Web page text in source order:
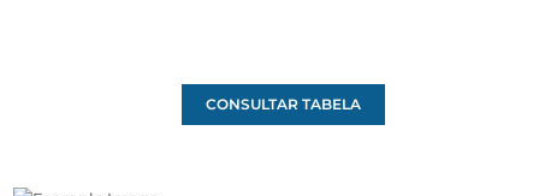
CONSULTAR TABELA